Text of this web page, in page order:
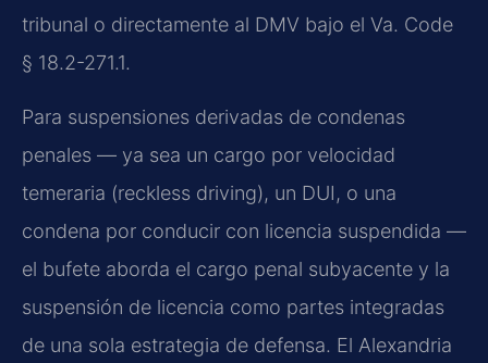
tribunal o directamente al DMV bajo el Va. Code
§ 18.2-271.1.
Para suspensiones derivadas de condenas
penales — ya sea un cargo por velocidad
temeraria (reckless driving), un DUI, o una
condena por conducir con licencia suspendida —
el bufete aborda el cargo penal subyacente y la
suspensión de licencia como partes integradas
de una sola estrategia de defensa. El Alexandria